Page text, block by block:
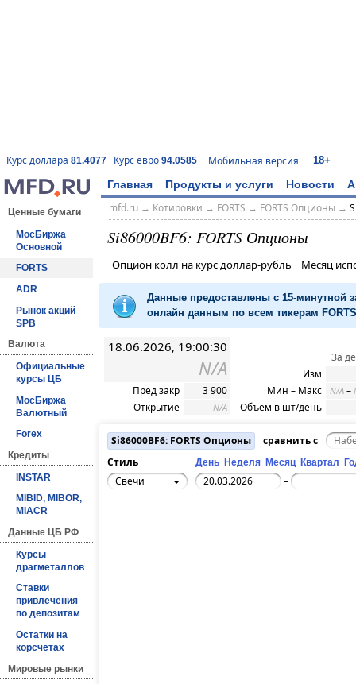
Курс доллара 81.4077 Курс евро 94.0585 Мобильная версия 18+
Главная Продукты и услуги Новости
Ценные бумаги
МосБиржа
Основной
FORTS
ADR
Рынок акций
SPB
Валюта
Официальные
курсы ЦБ
МосБиржа
Валютный
Forex
Кредиты
INSTAR
MIBID, MIBOR,
MIACR
Данные ЦБ РФ
Курсы
драгметаллов
Ставки
привлечения
по депозитам
Остатки на
корсчетах
Мировые рынки
mfd.ru→ Котировки → FORTS → FORTS Опционы→
Si86000BF6: FORTS Опционы
Опцион колл на курс доллар-рубль Месяц
Данные предоставлены с 15-минутной
онлайн данным по всем тикерам
18.06.2026, 19:00:30
N/A
Пред закр
3 900
Открытие
N/A
За
Изм
Мин – Макс
N/A –
Объём в шт/день
Si86000BF6: FORTS Опционы
сравнить с
Стиль
День Неделя Месяц Квартал
Свечи –